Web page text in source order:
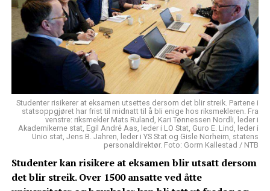
Studenter risikerer at eksamen utsettes dersom det blir streik. Partene i
statsoppgjøret har frist til midnatt til å bli enige hos riksmekleren. Fra
venstre: riksmekler Mats Ruland, Kari Tønnessen Nordli, leder i
Akademikerne stat, Egil André Aas, leder i LO Stat, Guro E. Lind, leder i
Unio stat, Jens B. Jahren, leder i YS Stat og Gisle Norheim, statens
personaldirektør. Foto: Gorm Kallestad / NTB
Studenter kan risikere at eksamen blir utsatt dersom
det blir streik. Over 1500 ansatte ved åtte